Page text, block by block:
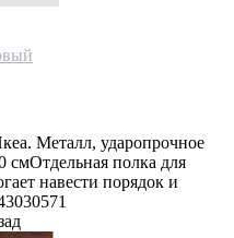
Металл, ударопрочное
смОтдельная полка для
навести порядок и